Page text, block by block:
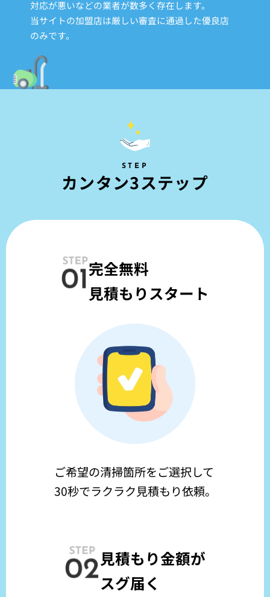
対応が悪いなどの業者が数多く存在します。
当サイトの加盟店は厳しい審査に通過した優良店
のみです。
STEP
カンタン3ステップ
完全無料
見積もりスタート
ご希望の清掃箇所をご選択して
30秒でラクラク見積もり依頼。
見積もり金額が
スグ届く